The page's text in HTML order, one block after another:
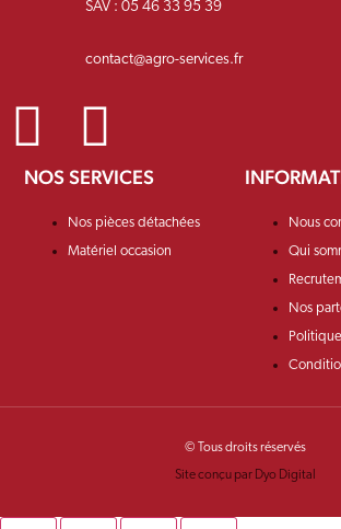
SAV : 05 46 33 95 39
contact@agro-services.fr
NOS SERVICES
Nos pièces détachées
Matériel occasion
Nous
Qui
Nos
© Tous droits réservés
Site conçu par Dyo Digital